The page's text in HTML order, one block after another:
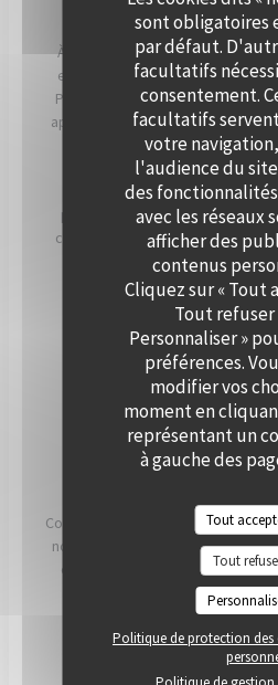
sont obligatoires
par défaut.
facultatifs
consentement.
facultatifs
votre
l'audience du
des
avec les réseaux
afficher des
contenus
Cliquez sur « Tout
Tout refuser
Personnaliser »
préférences.
modifier vos
moment en
représentant un
à gauche des
Tout
Tout
Politique de protection des
À Levallois-Perret, Polpo
expérience unique sur sa
Profitez d’une vue panoramique
apaisant, sublimé par les
terrasse en
Que ce soit pour un cocktail,
professionnelle, notre équipe
création d’un événement
élégance et saveurs de
moment hors du temps, à
NOS
Conscients que ce que nous
notre santé, notre planète et nos
et nos équipes travaillent
avoir le plus possible.
LIRE